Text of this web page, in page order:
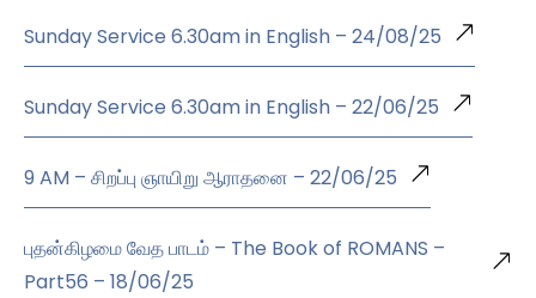
Sunday Service 6.30am in English – 24/08/25
Sunday Service 6.30am in English – 22/06/25
9 AM – சிறப்பு ஞாயிறு ஆராதனை – 22/06/25
புதன்கிழமை வேத பாடம் – The Book of ROMANS –
Part56 – 18/06/25